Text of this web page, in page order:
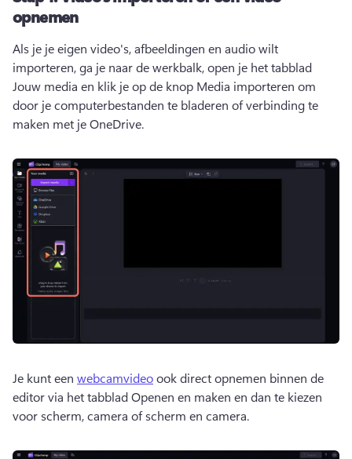
opnemen
Als je je eigen video's, afbeeldingen en audio wilt
importeren, ga je naar de werkbalk, open je het tabblad
Jouw media en klik je op de knop Media importeren om
door je computerbestanden te bladeren of verbinding te
maken met je OneDrive.
Je kunt een webcamvideo ook direct opnemen binnen de
editor via het tabblad Openen en maken en dan te kiezen
voor scherm, camera of scherm en camera.